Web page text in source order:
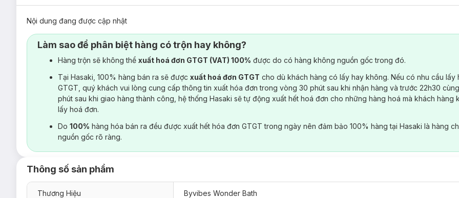
Nội dung đang được cập nhật
Làm sao để phân biệt hàng có trộn hay không?
Hàng trộn sẽ không thể xuất hoá đơn GTGT (VAT) 100% được do có hàng không nguồn gốc trong đó.
Tại Hasaki, 100% hàng bán ra sẽ được xuất hoá đơn GTGT cho dù khách hàng có lấy hay không. Nếu có nhu cầu lấy
GTGT, quý khách vui lòng cung cấp thông tin xuất hóa đơn trong vòng 30 phút sau khi nhận hàng và trước 22h30
phút sau khi giao hàng thành công, hệ thống Hasaki sẽ tự động xuất hết hoá đơn cho những hàng hoá mà khách hàng
lấy hoá đơn.
Do 100% hàng hóa bán ra đều được xuất hết hóa đơn GTGT trong ngày nên đảm bảo 100% hàng tại Hasaki là hàng
nguồn gốc rõ ràng.
Thông số sản phẩm
Thương Hiệu Byvibes Wonder Bath